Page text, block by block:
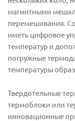
магнитными
перемешивания.
иметь цифровое
температур и
погружные
температуры
Твердотельные
термоблоки или
инновационные